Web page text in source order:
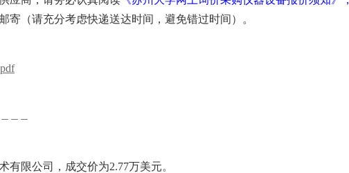
寄（请充分考虑快递送达时间，避免错过时间）。
有限公司，成交价为2.77万美元。